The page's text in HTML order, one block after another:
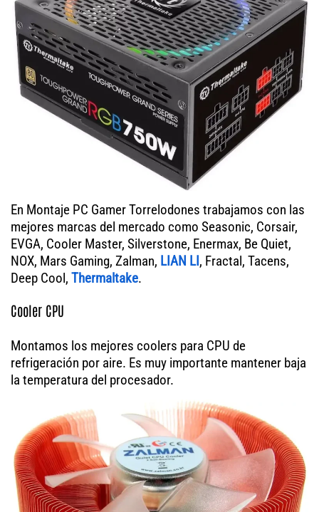
En Montaje PC Gamer Torrelodones trabajamos con las
mejores marcas del mercado como Seasonic, Corsair,
EVGA, Cooler Master, Silverstone, Enermax, Be Quiet,
NOX, Mars Gaming, Zalman, LIAN LI, Fractal, Tacens,
Deep Cool, Thermaltake.
Cooler CPU
Montamos los mejores coolers para CPU de
refrigeración por aire. Es muy importante mantener baja
la temperatura del procesador.